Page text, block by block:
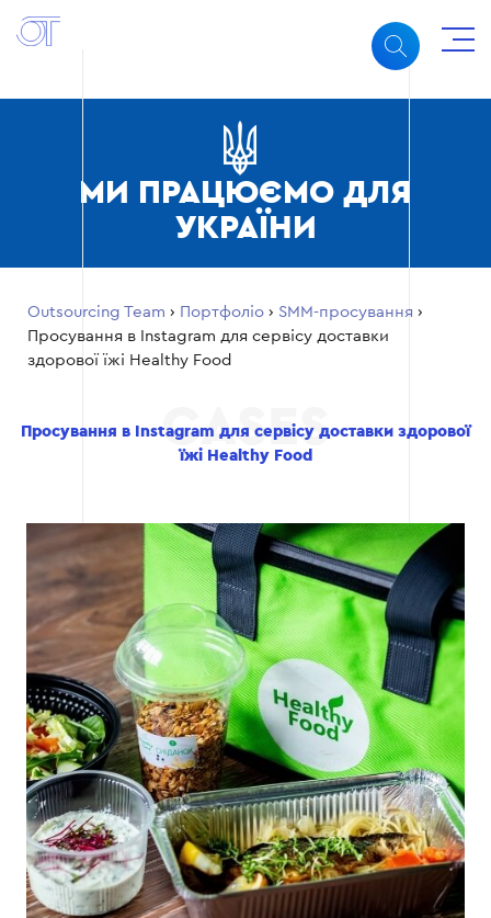
МИ ПРАЦЮЄМО ДЛЯ
УКРАЇНИ
Outsourcing Team › Портфоліо › SMM-просування ›
Просування в Instagram для сервісу доставки
здорової їжі Healthy Food
Просування в Instagram для сервісу доставки здорової
їжі Healthy Food